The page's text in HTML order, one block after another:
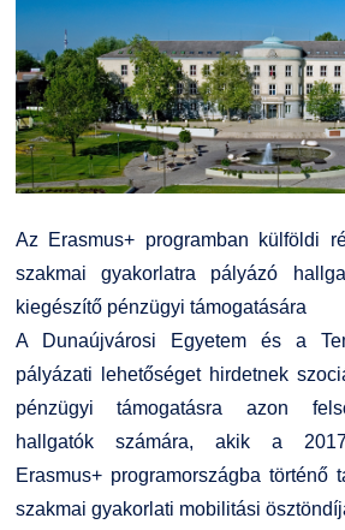
Kiemelt ösztöndíjak
Nemzetközi
Szolgáltatások
GY.I.K.
DUE Hallgatói laptop
Kerpely Antal
K+F+I
Átjelentkezőknek
Kapcsolat
Online Studium
Képzési
Atomerőművi Képzési
Együttműködő
Az Erasmus+ programban külföldi
szakmai gyakorlatra pályázó
kiegészítő pénzügyi támogatására
A Dunaújvárosi Egyetem és a
pályázati lehetőséget hirdetnek
pénzügyi támogatásra azon
hallgatók számára, akik a
Erasmus+ programországba történő
szakmai gyakorlati mobilitási